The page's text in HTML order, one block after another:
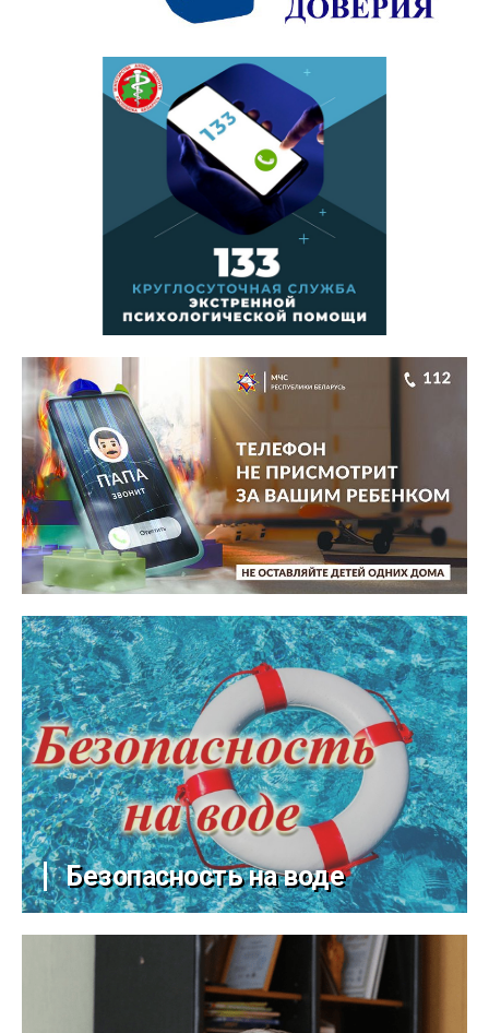
Безопасность на воде